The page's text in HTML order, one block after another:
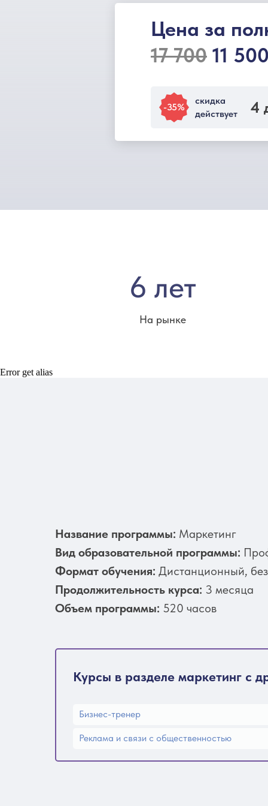
скидка
действует
4
Цена за
17 700 11
-35%
6 лет
На рынке
Error get alias
Название программы: Маркетинг
Вид образовательной программы:
Формат обучения: Дистанционный,
Продолжительность курса: 3 месяца
Объем программы: 520 часов
Курсы в разделе маркетинг с
Бизнес-тренер
Реклама и связи с общественностью